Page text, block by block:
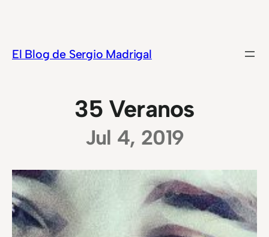
contenido
El Blog de Sergio Madrigal
35 Veranos
Jul 4, 2019